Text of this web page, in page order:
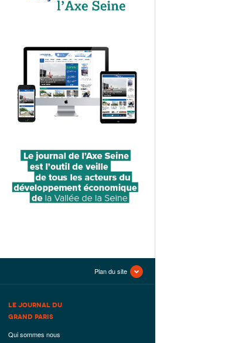
Plan du site
LE JOURNAL DU
GRAND PARIS
Qui sommes nous